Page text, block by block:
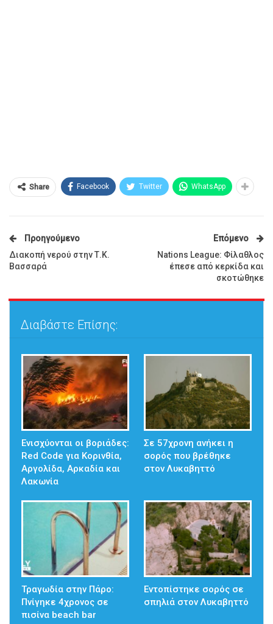
Share Facebook Twitter WhatsApp
Προηγούμενο
Διακοπή νερού στην Τ.Κ.
Βασσαρά
Επόμενο
Nations League: Φίλαθλος
έπεσε από κερκίδα και
σκοτώθηκε
Διαβάστε Επίσης:
Ενισχύονται οι βοριάδες:
Red Code για Κορινθία,
Αργολίδα, Αρκαδία και
Λακωνία
Σε 57χρονη ανήκει η
σορός που βρέθηκε
στον Λυκαβηττό
Τραγωδία στην Πάρο:
Πνίγηκε 4χρονος σε
πισίνα beach bar
Εντοπίστηκε σορός σε
σπηλιά στον Λυκαβηττό